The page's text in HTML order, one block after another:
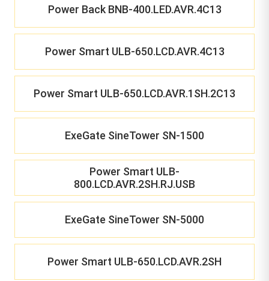
Power Back BNB-400.LED.AVR.4C13
Power Smart ULB-650.LCD.AVR.4C13
Power Smart ULB-650.LCD.AVR.1SH.2C13
ExeGate SineTower SN-1500
Power Smart ULB-
800.LCD.AVR.2SH.RJ.USB
ExeGate SineTower SN-5000
Power Smart ULB-650.LCD.AVR.2SH